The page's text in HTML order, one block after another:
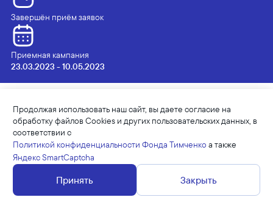
Завершён приём заявок
Приемная кампания
23.03.2023 - 10.05.2023
ЦЕЛЬ КОНКУРСА
Поддержка инициатив в области развития
детского хоккея с шайбой, создающих
возможности для занятий спортом для детей
из малых городов и сельской местности.
Продолжая использовать наш сайт, вы даете согласие на
обработку файлов Cookies и других пользовательских данных, в
соответствии с
Политикой конфиденциальности Фонда Тимченко а также
Яндекс SmartCaptcha
Принять Закрыть